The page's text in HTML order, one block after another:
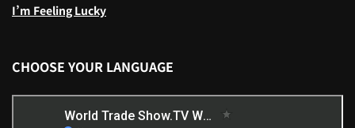
I’m Feeling Lucky
CHOOSE YOUR LANGUAGE